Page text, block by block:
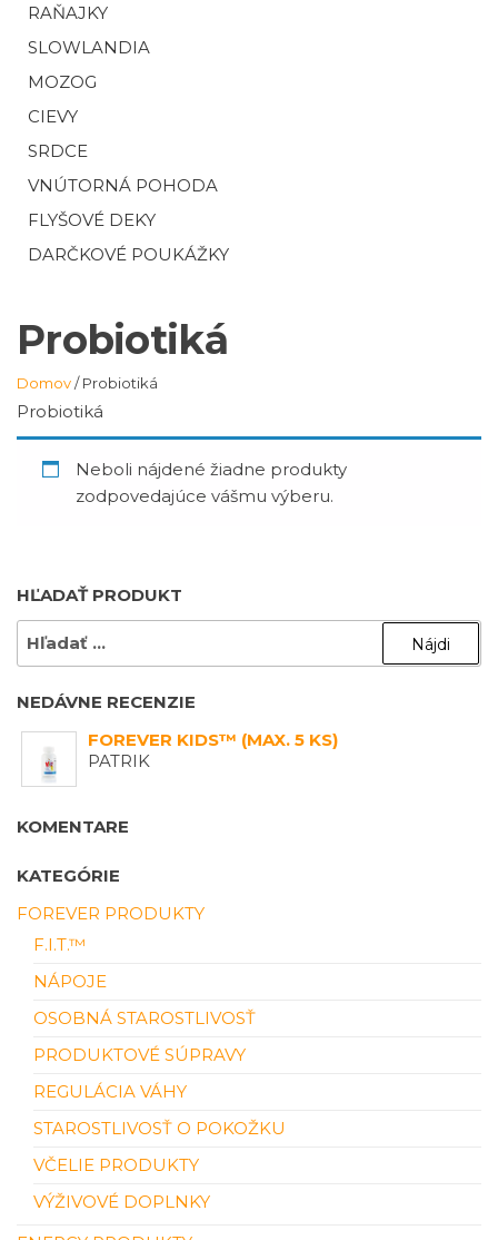
RAŇAJKY
SLOWLANDIA
MOZOG
CIEVY
SRDCE
VNÚTORNÁ POHODA
FLYŠOVÉ DEKY
DARČKOVÉ POUKÁŽKY
Probiotiká
Domov/ Probiotiká
Probiotiká
Neboli nájdené žiadne produkty
zodpovedajúce vášmu výberu.
HĽADAŤ PRODUKT
HĽADAŤ:
NEDÁVNE RECENZIE
FOREVER KIDS™ (MAX. 5 KS)
PATRIK
KOMENTARE
KATEGÓRIE
FOREVER PRODUKTY
F.I.T.™
NÁPOJE
OSOBNÁ STAROSTLIVOSŤ
PRODUKTOVÉ SÚPRAVY
REGULÁCIA VÁHY
STAROSTLIVOSŤ O POKOŽKU
VČELIE PRODUKTY
VÝŽIVOVÉ DOPLNKY